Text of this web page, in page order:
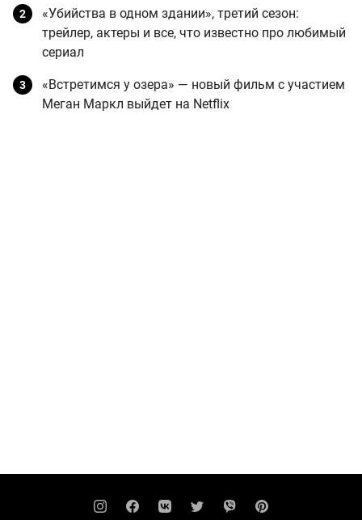
«Убийства в одном здании», третий сезон:
трейлер, актеры и все, что известно про любимый
сериал
«Встретимся у озера» — новый фильм с участием
Меган Маркл выйдет на Netflix